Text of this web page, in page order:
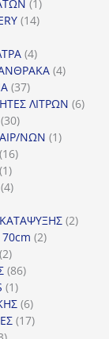
1
προϊόν
1414
44
προϊόντα
44
3737
προϊόντα
ΛΙΤΡΩΝ 66
3030
προϊόντα
ΝΩΝ 11
1616
11
προϊόν
44
22
22
22
προϊόντα
8686
11
προϊόν
66
προϊόντα
1717